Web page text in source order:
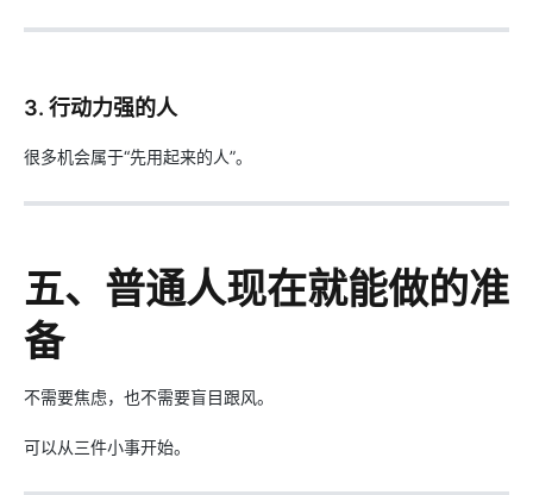
3. 行动力强的人
很多机会属于“先用起来的人”。
五、普通人现在就能做的准
备
不需要焦虑，也不需要盲目跟风。
可以从三件小事开始。